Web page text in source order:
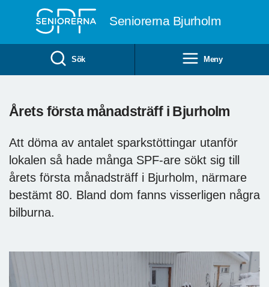
Seniorerna Bjurholm
Sök Meny
Årets första månadsträff i Bjurholm
Att döma av antalet sparkstöttingar utanför
lokalen så hade många SPF-are sökt sig till
årets första månadsträff i Bjurholm, närmare
bestämt 80. Bland dom fanns visserligen några
bilburna.